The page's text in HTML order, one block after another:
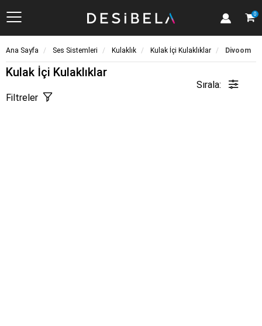
0
Kategoriler
Ana Sayfa Ses Sistemleri Kulaklık Kulak İçi Kulaklıklar Divoom
Kulak İçi Kulaklıklar
Filtreler
Sırala: